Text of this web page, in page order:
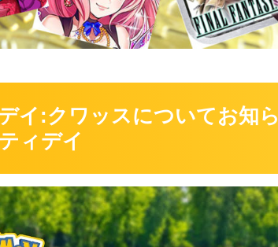
イ:クワッスについてお知ら
ィデイ